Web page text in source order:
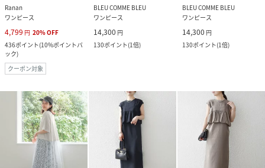
Ranan
ワンピース
4,799 円 20%OFF
436ポイント(10%ポイントバ
ック)
クーポン対象
BLEU COMME BLEU
ワンピース
14,300 円
130ポイント(1倍)
BLEU COMME BLEU
ワンピース
14,300 円
130ポイント(1倍)